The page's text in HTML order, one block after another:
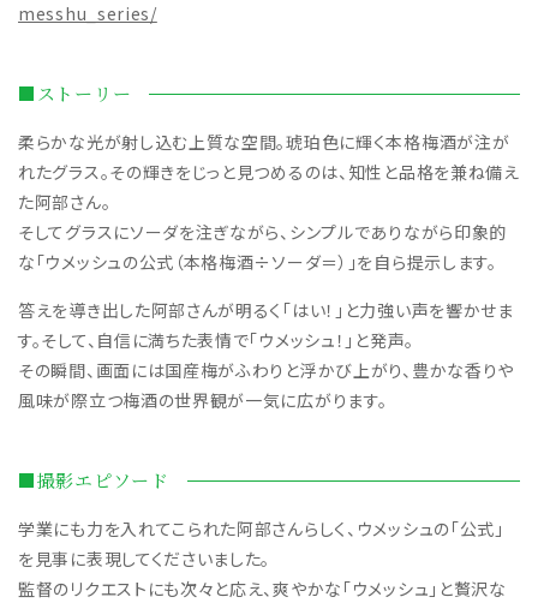
messhu_series/
■ストーリー
柔らかな光が射し込む上質な空間。琥珀色に輝く本格梅酒が注が
れたグラス。その輝きをじっと見つめるのは、知性と品格を兼ね備え
た阿部さん。
そしてグラスにソーダを注ぎながら、シンプルでありながら印象的
な「ウメッシュの公式（本格梅酒÷ソーダ＝）」を自ら提示します。
答えを導き出した阿部さんが明るく「はい！」と力強い声を響かせま
す。そして、自信に満ちた表情で「ウメッシュ！」と発声。
その瞬間、画面には国産梅がふわりと浮かび上がり、豊かな香りや
風味が際立つ梅酒の世界観が一気に広がります。
■撮影エピソード
学業にも力を入れてこられた阿部さんらしく、ウメッシュの「公式」
を見事に表現してくださいました。
監督のリクエストにも次々と応え、爽やかな「ウメッシュ」と贅沢な